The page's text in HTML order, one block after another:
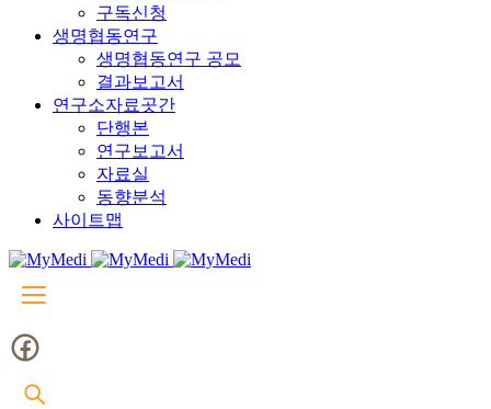
구독신청
생명협동연구
생명협동연구 공모
결과보고서
연구소자료곳간
단행본
연구보고서
자료실
동향분석
사이트맵